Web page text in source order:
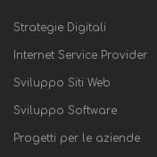
Strategie Digitali
Internet Service Provider
Sviluppo Siti Web
Sviluppo Software
Progetti per le aziende